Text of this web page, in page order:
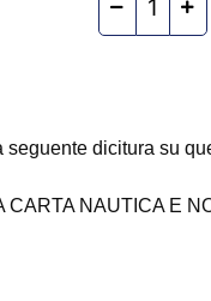
seguente dicitura su
NAUTICA E